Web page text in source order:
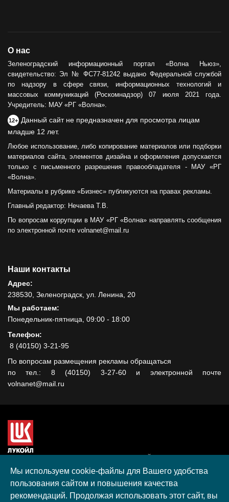
О нас
Зеленоградский информационный портал «Волна Ньюз»,
свидетельство: Эл № ФС77-81242 выдано Федеральной службой
по надзору в сфере связи, информационных технологий и
массовых коммуникаций (Роскомнадзор) 07 июля 2021 года.
Учредитель: МАУ «РГ «Волна».
12+ Данный сайт не предназначен для просмотра лицам
младше 12 лет.
Любое использование, либо копирование материалов или подборки
материалов сайта, элементов дизайна и оформления допускается
только с письменного разрешения правообладателя - МАУ «РГ
«Волна».
Материалы в рубрике «Бизнес» публикуются на правах рекламы.
Главный редактор: Нечаева Т.В.
По вопросам коррупции в МАУ «РГ «Волна» направлять сообщения
по электронной почте volnanet@mail.ru
Наши контакты
Адрес:
238530, Зеленоградск, ул. Ленина, 20
Мы работаем:
Понедельник-пятница, 09:00 - 18:00
Телефон:
8 (40150) 3-21-95
По вопросам размещения рекламы обращаться
по тел.: 8 (40150) 3-27-60 и электронной почте
volnanet@mail.ru
гранта, полученного в рамках XIII Конкурса социальных и
культурных проектов ПАО "ЛУКОЙЛ" на территории
Калининградской области в 2020 году
Мы используем cookie-файлы для Вашего удобства
пользования сайтом и повышения качества
рекомендаций. Продолжая использовать этот сайт, вы